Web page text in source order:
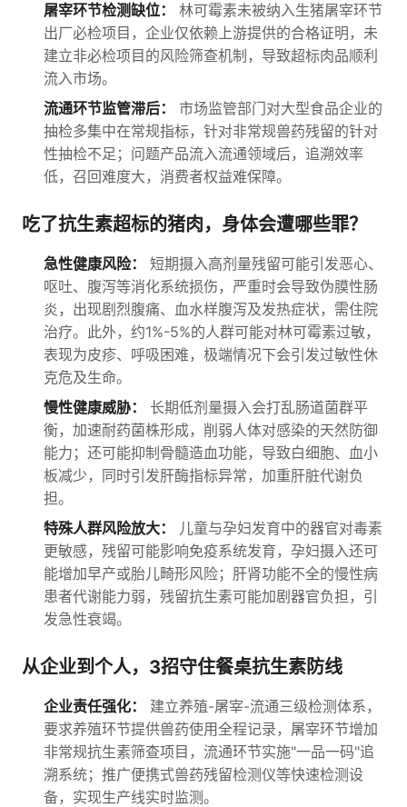
屠宰环节检测缺位：
林可霉素未被纳入生猪屠宰环节
出厂必检项目，企业仅依赖上游提供的合格证明，未
建立非必检项目的风险筛查机制，导致超标肉品顺利
流入市场。
流通环节监管滞后：
市场监管部门对大型食品企业的
抽检多集中在常规指标，针对非常规兽药残留的针对
性抽检不足；问题产品流入流通领域后，追溯效率
低，召回难度大，消费者权益难保障。
吃了抗生素超标的猪肉，身体会遭哪些罪？
急性健康风险：
短期摄入高剂量残留可能引发恶心、
呕吐、腹泻等消化系统损伤，严重时会导致伪膜性肠
炎，出现剧烈腹痛、血水样腹泻及发热症状，需住院
治疗。此外，约1%-5%的人群可能对林可霉素过敏，
表现为皮疹、呼吸困难，极端情况下会引发过敏性休
克危及生命。
慢性健康威胁：
长期低剂量摄入会打乱肠道菌群平
衡，加速耐药菌株形成，削弱人体对感染的天然防御
能力；还可能抑制骨髓造血功能，导致白细胞、血小
板减少，同时引发肝酶指标异常，加重肝脏代谢负
担。
特殊人群风险放大：
儿童与孕妇发育中的器官对毒素
更敏感，残留可能影响免疫系统发育，孕妇摄入还可
能增加早产或胎儿畸形风险；肝肾功能不全的慢性病
患者代谢能力弱，残留抗生素可能加剧器官负担，引
发急性衰竭。
从企业到个人，3招守住餐桌抗生素防线
企业责任强化：
建立养殖-屠宰-流通三级检测体系，
要求养殖环节提供兽药使用全程记录，屠宰环节增加
非常规抗生素筛查项目，流通环节实施"一品一码"追
溯系统；推广便携式兽药残留检测仪等快速检测设
备，实现生产线实时监测。